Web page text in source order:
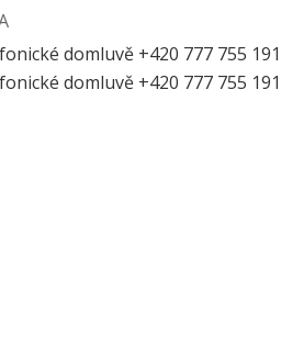
domluvě +420 777 755 191
domluvě +420 777 755 191